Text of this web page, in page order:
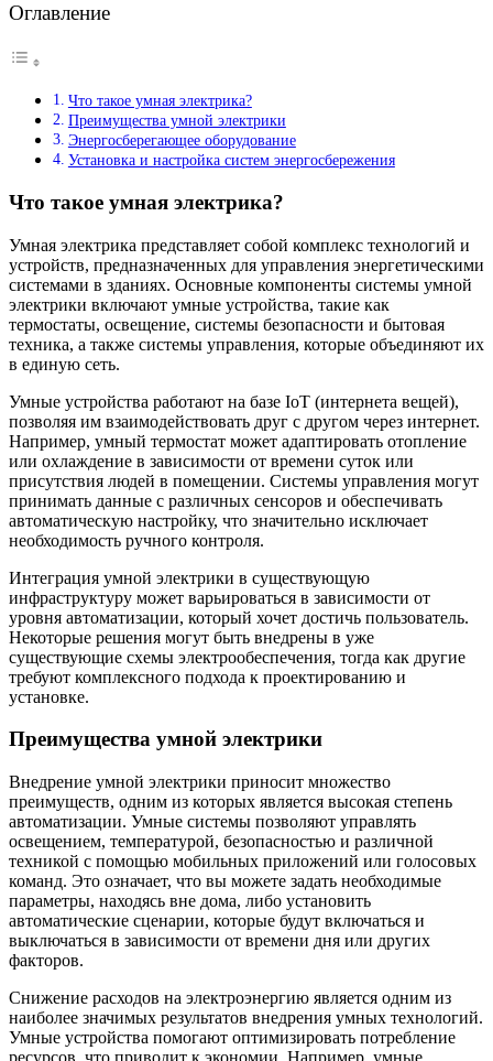
Оглавление
Что такое умная электрика?
Преимущества умной электрики
Энергосберегающее оборудование
Установка и настройка систем энергосбережения
Что такое умная электрика?
Умная электрика представляет собой комплекс технологий и
устройств, предназначенных для управления энергетическими
системами в зданиях. Основные компоненты системы умной
электрики включают умные устройства, такие как
термостаты, освещение, системы безопасности и бытовая
техника, а также системы управления, которые объединяют их
в единую сеть.
Умные устройства работают на базе IoT (интернета вещей),
позволяя им взаимодействовать друг с другом через интернет.
Например, умный термостат может адаптировать отопление
или охлаждение в зависимости от времени суток или
присутствия людей в помещении. Системы управления могут
принимать данные с различных сенсоров и обеспечивать
автоматическую настройку, что значительно исключает
необходимость ручного контроля.
Интеграция умной электрики в существующую
инфраструктуру может варьироваться в зависимости от
уровня автоматизации, который хочет достичь пользователь.
Некоторые решения могут быть внедрены в уже
существующие схемы электрообеспечения, тогда как другие
требуют комплексного подхода к проектированию и
установке.
Преимущества умной электрики
Внедрение умной электрики приносит множество
преимуществ, одним из которых является высокая степень
автоматизации. Умные системы позволяют управлять
освещением, температурой, безопасностью и различной
техникой с помощью мобильных приложений или голосовых
команд. Это означает, что вы можете задать необходимые
параметры, находясь вне дома, либо установить
автоматические сценарии, которые будут включаться и
выключаться в зависимости от времени дня или других
факторов.
Снижение расходов на электроэнергию является одним из
наиболее значимых результатов внедрения умных технологий.
Умные устройства помогают оптимизировать потребление
ресурсов, что приводит к экономии. Например, умные